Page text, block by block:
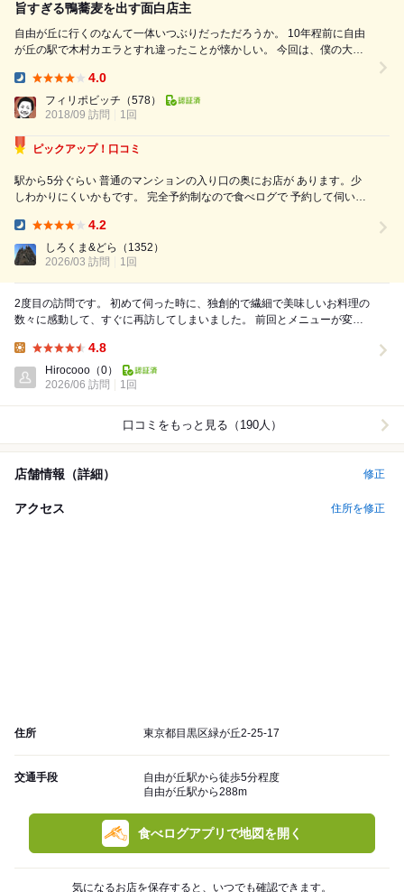
旨すぎる鴨蕎麦を出す面白店主
自由が丘に行くのなんて一体いつぶりだっただろうか。 10年程前に自由
が丘の駅で木村カエラとすれ違ったことが懐かしい。 今回は、僕の大好
になっておりました。 どこのお店で飲むのかは事前に聞いておらず。ワ
クワクが止まらない次第。 自由が丘駅で集合しまして、他にもお会いし
4.0
フィリポビッチ （578）
2018/09 訪問
1回
ピックアップ！口コミ
駅から5分ぐらい 普通のマンションの入り口の奥にお店が あります。少
しわかりにくいかもです。 完全予約制なので食べログで 予約して伺いま
4.2
しろくま&どら
（1352）
2026/03 訪問
1回
2度目の訪問です。 初めて伺った時に、独創的で繊細で美味しいお料理の
数々に感動して、すぐに再訪してしまいました。 前回とメニューが変わ
4.8
Hirocooo （0）
2026/06 訪問
1回
口コミをもっと見る（190人）
店舗情報（詳細） 修正
アクセス 住所を修正
住所 東京都目黒区緑が丘2-25-17
交通手段
自由が丘駅から徒歩5分程度
自由が丘駅から288m
食べログアプリで地図を開く
気になるお店を保存すると、いつでも確認できます。